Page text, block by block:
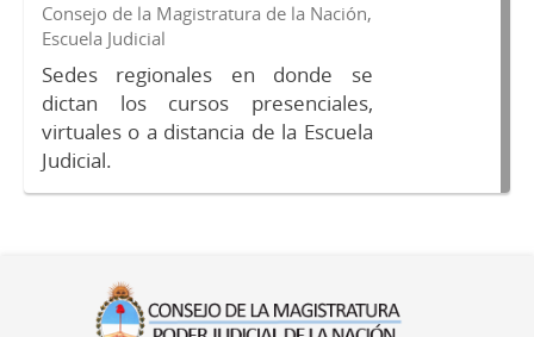
Consejo de la Magistratura de la Nación,
Escuela Judicial
Sedes regionales en donde se
dictan los cursos presenciales,
virtuales o a distancia de la Escuela
Judicial.